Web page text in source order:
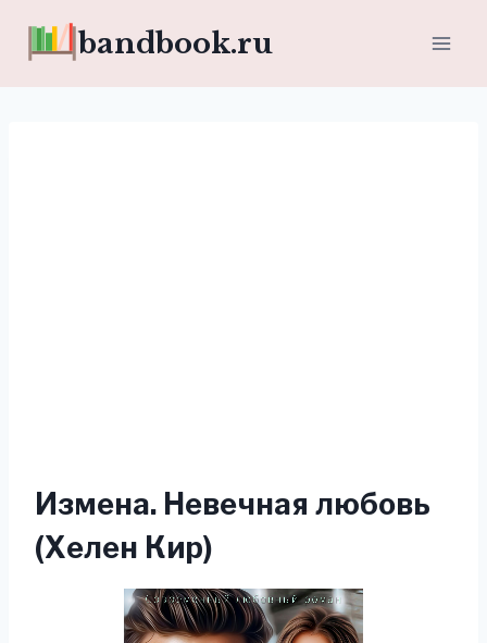
bandbook.ru
Измена. Невечная любовь
(Хелен Кир)